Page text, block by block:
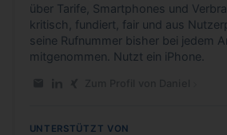
über Tarife, Smartphones und
kritisch, fundiert, fair und aus
seine Rufnummer bisher bei jedem
mitgenommen. Nutzt ein iPhone.
UNTERSTÜTZT VON